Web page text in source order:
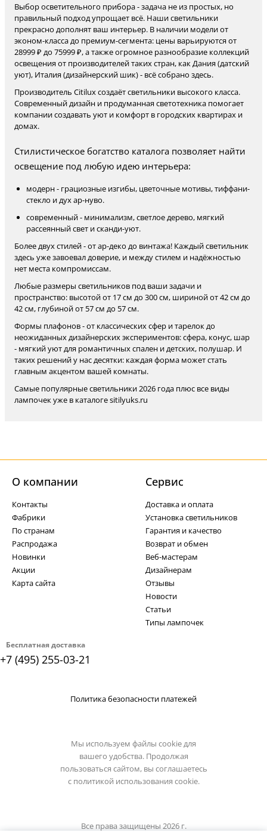
Выбор осветительного прибора - задача не из простых, но
правильный подход упрощает всё. Наши светильники
прекрасно дополнят ваш интерьер. В наличии модели от
эконом-класса до премиум-сегмента: цены варьируются от
28999 ₽ до 75999 ₽, а также огромное разнообразие коллекций
освещения от производителей таких стран, как Дания (датский
уют), Италия (дизайнерский шик) - всё собрано здесь.
Производитель Citilux создаёт светильники высокого класса.
Современный дизайн и продуманная светотехника помогает
компании создавать уют и комфорт в городских квартирах и
домах.
Стилистическое богатство каталога позволяет найти
освещение под любую идею интерьера:
модерн - грациозные изгибы, цветочные мотивы, тиффани-
стекло и дух ар-нуво.
современный - минимализм, светлое дерево, мягкий
рассеянный свет и сканди-уют.
Более двух стилей - от ар-деко до винтажа! Каждый светильник
здесь уже завоевал доверие, и между стилем и надёжностью
нет места компромиссам.
Любые размеры светильников под ваши задачи и
пространство: высотой от 17 см до 300 см, шириной от 42 см до
42 см, глубиной от 57 см до 57 см.
Формы плафонов - от классических сфер и тарелок до
неожиданных дизайнерских экспериментов: сфера, конус, шар
- мягкий уют для романтичных спален и детских, полушар. И
таких решений у нас десятки: каждая форма может стать
главным акцентом вашей комнаты.
Самые популярные светильники 2026 года плюс все виды
лампочек уже в каталоге sitilyuks.ru
Бесплатная доставка
+7 (495) 255-03-21
О компании
Контакты
Фабрики
По странам
Распродажа
Новинки
Акции
Карта сайта
Cервис
Доставка и оплата
Установка светильников
Гарантия и качество
Возврат и обмен
Веб-мастерам
Дизайнерам
Отзывы
Новости
Статьи
Типы лампочек
Политика безопасности платежей
Мы используем файлы cookie для
вашего удобства. Продолжая
пользоваться сайтом, вы соглашаетесь
с политикой использования cookie.
Все права защищены 2026 г.